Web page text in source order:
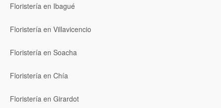
Floristería en Ibagué
Floristería en Villavicencio
Floristería en Soacha
Floristería en Chía
Floristería en Girardot